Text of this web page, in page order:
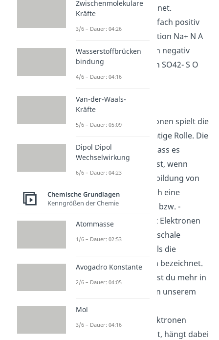
Zahl n N gekennzeichnet.
Beispiele sind das einfach positiv
geladene Natrium-Kation Na+ N A
Plus und das zweifach negativ
geladene Sulfat-Anion SO42- S O
vier zwei Minus.
Oktettregel
Bei der Bildung von Ionen spielt die
Oktettregel eine wichtige Rolle. Die
Oktettregel besagt, dass es
energetisch günstig ist, wenn
Atome durch die Ausbildung von
Bindungen oder durch eine
Elektronenaufnahme bzw. -
abgabe, eine mit acht Elektronen
gefüllte äußere Atomschale
erreichen. Das wird als die
Edelgaskonfiguration bezeichnet.
Zur Oktettregel findest du mehr in
unserem zugehörigen unserem
Video.
Ob ein Atom eher Elektronen
aufnimmt oder abgibt, hängt dabei
Zwischenmolekulare
Kräfte
3/6 – Dauer: 04:26
Wasserstoffbrücken
bindung
4/6 – Dauer: 04:16
Van-der-Waals-
Kräfte
5/6 – Dauer: 05:09
Dipol Dipol
Wechselwirkung
6/6 – Dauer: 04:23
Chemische Grundlagen
Kenngrößen der Chemie
Atommasse
1/6 – Dauer: 02:53
Avogadro Konstante
2/6 – Dauer: 04:05
Mol
3/6 – Dauer: 04:16